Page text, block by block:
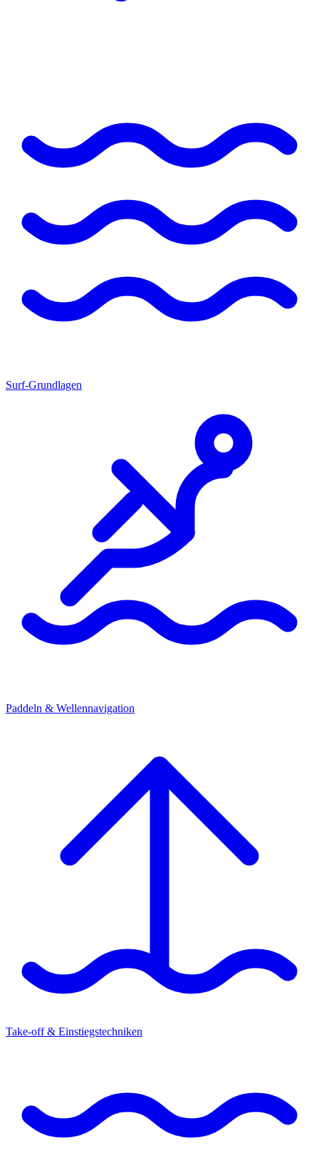
Surf-Grundlagen
Paddeln & Wellennavigation
Take-off & Einstiegstechniken